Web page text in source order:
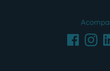
Facebook